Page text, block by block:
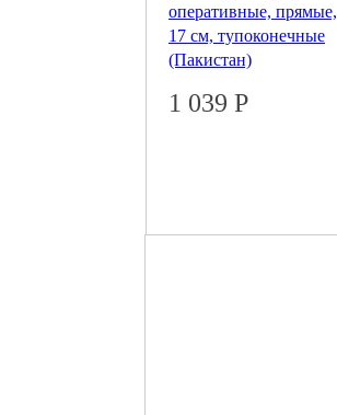
оперативные, прямые,
17 см, тупоконечные
(Пакистан)
1 039 Р